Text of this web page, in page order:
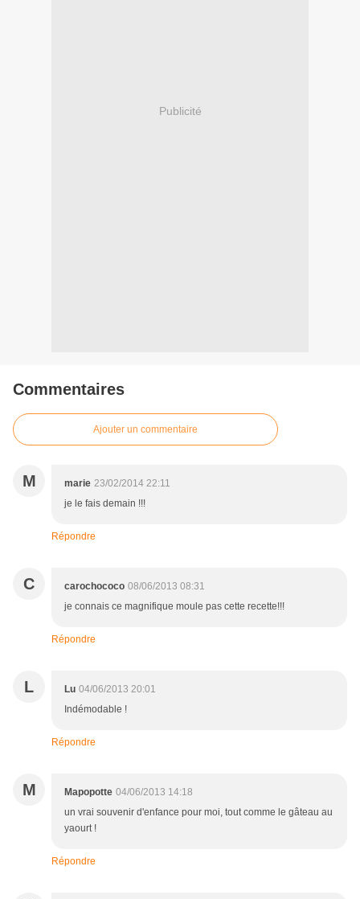
Publicité
Commentaires
Ajouter un commentaire
M marie 23/02/2014 22:11
je le fais demain !!!
Répondre
C carochococo 08/06/2013 08:31
je connais ce magnifique moule pas cette recette!!!
Répondre
L Lu 04/06/2013 20:01
Indémodable !
Répondre
M Mapopotte 04/06/2013 14:18
un vrai souvenir d'enfance pour moi, tout comme le gâteau au
yaourt !
Répondre